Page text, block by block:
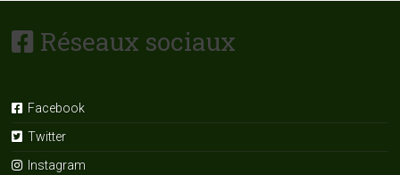
Réseaux sociaux
Facebook
Twitter
Instagram